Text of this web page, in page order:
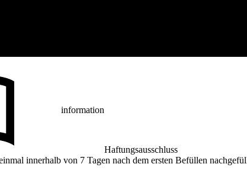
information
Haftungsausschluss
innerhalb von 7 Tagen nach dem ersten Befüllen